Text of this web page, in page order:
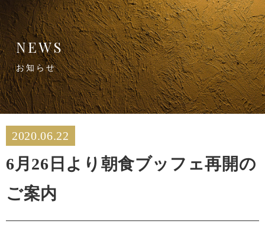
NEWS
お知らせ
2020.06.22
6月26日より朝食ブッフェ再開の
ご案内